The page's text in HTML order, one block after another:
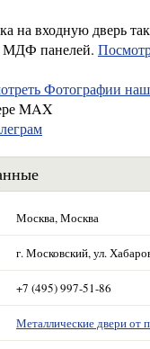
на входную дверь
МДФ панелей.
Фотографии
MAX
Москва, Москва
г. Московский, ул.
+7 (495) 997-51-86
Металлические двери от